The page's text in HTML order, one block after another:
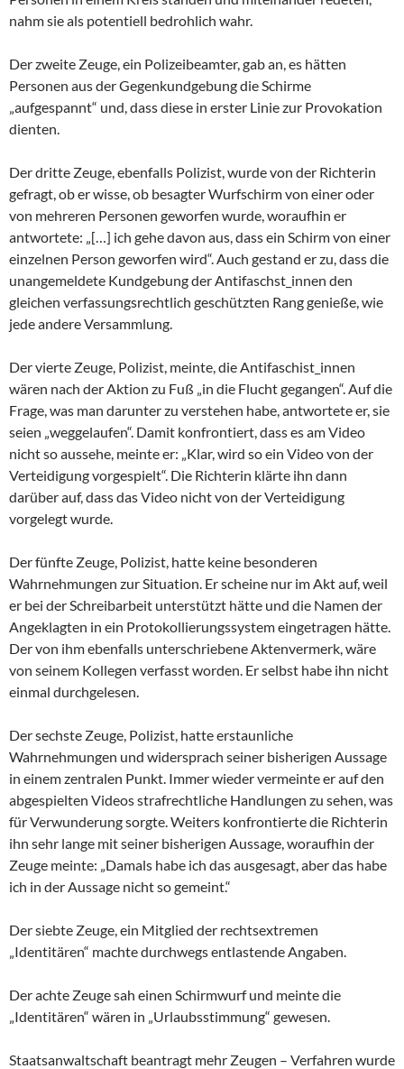
nahm sie als potentiell bedrohlich wahr.
Der zweite Zeuge, ein Polizeibeamter, gab an, es hätten
Personen aus der Gegenkundgebung die Schirme
„aufgespannt“ und, dass diese in erster Linie zur Provokation
dienten.
Der dritte Zeuge, ebenfalls Polizist, wurde von der Richterin
gefragt, ob er wisse, ob besagter Wurfschirm von einer oder
von mehreren Personen geworfen wurde, woraufhin er
antwortete: „[…] ich gehe davon aus, dass ein Schirm von einer
einzelnen Person geworfen wird“. Auch gestand er zu, dass die
unangemeldete Kundgebung der Antifaschst_innen den
gleichen verfassungsrechtlich geschützten Rang genieße, wie
jede andere Versammlung.
Der vierte Zeuge, Polizist, meinte, die Antifaschist_innen
wären nach der Aktion zu Fuß „in die Flucht gegangen“. Auf die
Frage, was man darunter zu verstehen habe, antwortete er, sie
seien „weggelaufen“. Damit konfrontiert, dass es am Video
nicht so aussehe, meinte er: „Klar, wird so ein Video von der
Verteidigung vorgespielt“. Die Richterin klärte ihn dann
darüber auf, dass das Video nicht von der Verteidigung
vorgelegt wurde.
Der fünfte Zeuge, Polizist, hatte keine besonderen
Wahrnehmungen zur Situation. Er scheine nur im Akt auf, weil
er bei der Schreibarbeit unterstützt hätte und die Namen der
Angeklagten in ein Protokollierungssystem eingetragen hätte.
Der von ihm ebenfalls unterschriebene Aktenvermerk, wäre
von seinem Kollegen verfasst worden. Er selbst habe ihn nicht
einmal durchgelesen.
Der sechste Zeuge, Polizist, hatte erstaunliche
Wahrnehmungen und widersprach seiner bisherigen Aussage
in einem zentralen Punkt. Immer wieder vermeinte er auf den
abgespielten Videos strafrechtliche Handlungen zu sehen, was
für Verwunderung sorgte. Weiters konfrontierte die Richterin
ihn sehr lange mit seiner bisherigen Aussage, woraufhin der
Zeuge meinte: „Damals habe ich das ausgesagt, aber das habe
ich in der Aussage nicht so gemeint.“
Der siebte Zeuge, ein Mitglied der rechtsextremen
„Identitären“ machte durchwegs entlastende Angaben.
Der achte Zeuge sah einen Schirmwurf und meinte die
„Identitären“ wären in „Urlaubsstimmung“ gewesen.
Staatsanwaltschaft beantragt mehr Zeugen – Verfahren wurde